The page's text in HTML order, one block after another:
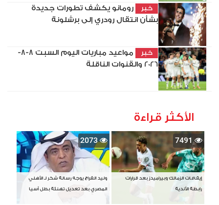
خبر
رومانو يكشف تطورات جديدة
بشأن انتقال رودري إلى برشلونة
خبر
مواعيد مباريات اليوم السبت 8-8-
2026 والقنوات الناقلة
الأكثر قراءة
7491
إيقافات الزمالك وبيراميدز بعد قرارات
رابطة الأندية
2073
وليد الفراج يوجه رسالة شكر لـ الأهلي
المصري بعد تعديل تهنئة بطل آسيا